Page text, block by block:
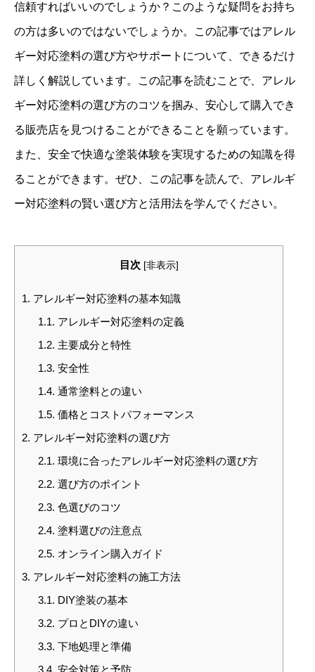
信頼すればいいのでしょうか？このような疑問をお持ち
の方は多いのではないでしょうか。この記事ではアレル
ギー対応塗料の選び方やサポートについて、できるだけ
詳しく解説しています。この記事を読むことで、アレル
ギー対応塗料の選び方のコツを掴み、安心して購入でき
る販売店を見つけることができることを願っています。
また、安全で快適な塗装体験を実現するための知識を得
ることができます。ぜひ、この記事を読んで、アレルギ
ー対応塗料の賢い選び方と活用法を学んでください。
目次 [非表示]
1. アレルギー対応塗料の基本知識
1.1. アレルギー対応塗料の定義
1.2. 主要成分と特性
1.3. 安全性
1.4. 通常塗料との違い
1.5. 価格とコストパフォーマンス
2. アレルギー対応塗料の選び方
2.1. 環境に合ったアレルギー対応塗料の選び方
2.2. 選び方のポイント
2.3. 色選びのコツ
2.4. 塗料選びの注意点
2.5. オンライン購入ガイド
3. アレルギー対応塗料の施工方法
3.1. DIY塗装の基本
3.2. プロとDIYの違い
3.3. 下地処理と準備
3.4. 安全対策と予防